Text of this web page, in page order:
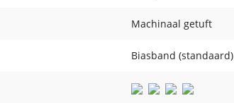
Machinaal getuft
Biasband (standaard)